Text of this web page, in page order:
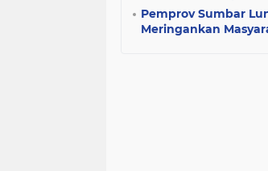
Pemprov Sumbar
Meringankan